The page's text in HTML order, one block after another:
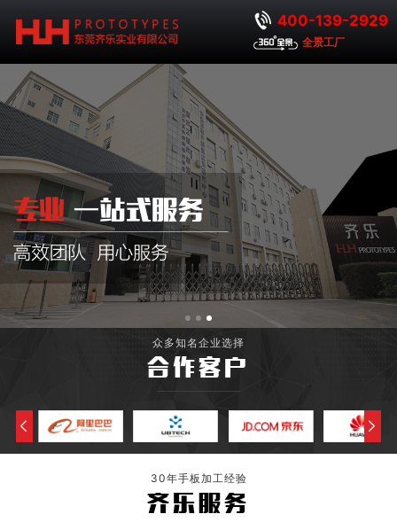
400-139-2929
全景工厂
众多知名企业选择
合作客户
30年手板加工经验
齐乐服务